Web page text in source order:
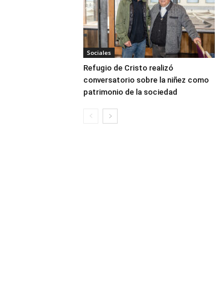
Sociales
Refugio de Cristo realizó
conversatorio sobre la niñez como
patrimonio de la sociedad